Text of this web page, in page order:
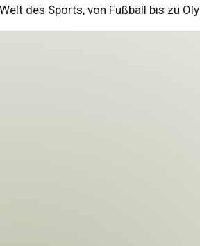
des Sports, von Fußball bis zu